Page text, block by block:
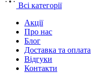
Всі категорії
Акції
Про нас
Блог
Доставка та оплата
Відгуки
Контакти